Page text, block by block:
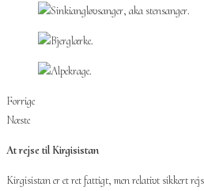
Forrige
Næste
At rejse til Kirgisistan
Kirgisistan er et ret fattigt, men relativt sikkert